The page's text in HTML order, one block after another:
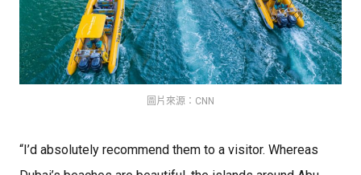
圖片來源：CNN
“I’d absolutely recommend them to a visitor. Whereas